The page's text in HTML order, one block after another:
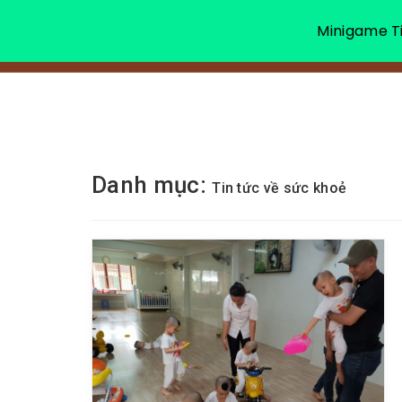
Danh mục:Tin tức về sức khoẻ
Minigame